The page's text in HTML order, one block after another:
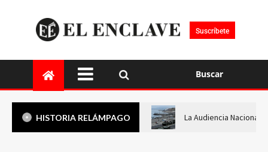
Suscríbete
Buscar
HISTORIA RELÁMPAGO La Audiencia Nacional